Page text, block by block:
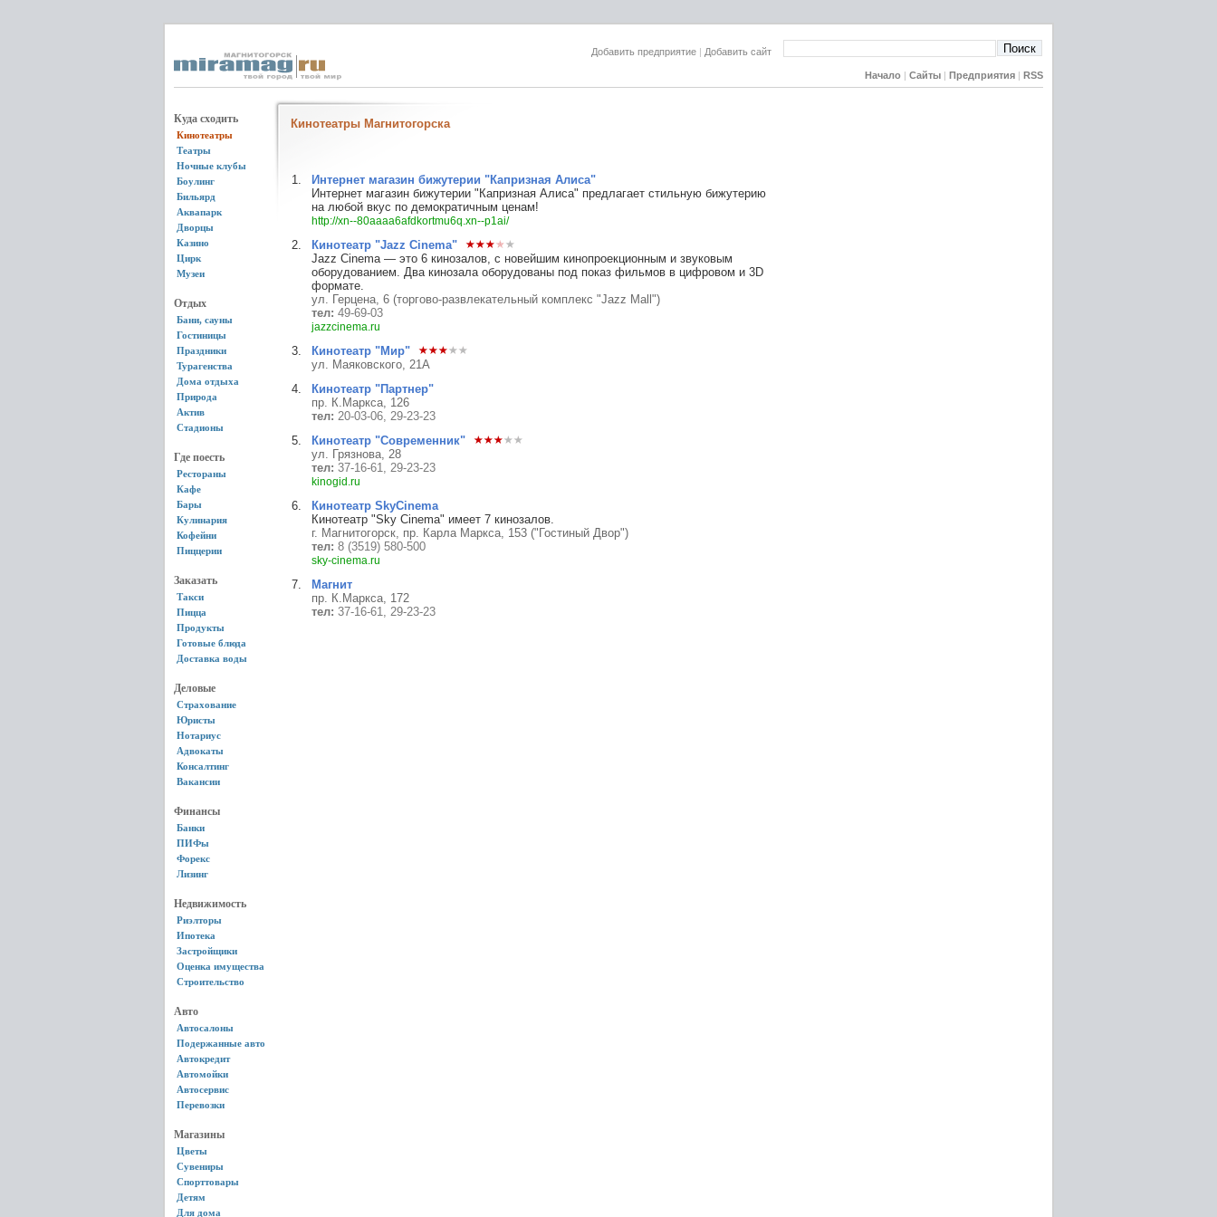
Добавить предприятие | Добавить сайт
Начало Сайты Предприятия RSS
Куда сходить
Кинотеатры
Театры
Ночные клубы
Боулинг
Бильярд
Аквапарк
Дворцы
Казино
Цирк
Музеи
Отдых
Бани, сауны
Гостиницы
Праздники
Турагенства
Дома отдыха
Природа
Актив
Стадионы
Где поесть
Рестораны
Кафе
Бары
Кулинария
Кофейни
Пиццерии
Заказать
Такси
Пицца
Продукты
Готовые блюда
Доставка воды
Деловые
Страхование
Юристы
Нотариус
Адвокаты
Консалтинг
Вакансии
Финансы
Банки
ПИФы
Форекс
Лизинг
Недвижимость
Риэлторы
Ипотека
Застройщики
Оценка имущества
Строительство
Авто
Автосалоны
Подержанные авто
Автокредит
Автомойки
Автосервис
Перевозки
Магазины
Цветы
Сувениры
Спорттовары
Детям
Для дома
Кинотеатры Магнитогорска
Интернет магазин бижутерии "Капризная Алиса"
Интернет магазин бижутерии "Капризная Алиса" предлагает стильную бижутерию
на любой вкус по демократичным ценам!
http://xn--80aaaa6afdkortmu6q.xn--p1ai/
Кинотеатр "Jazz Cinema"
Jazz Cinema — это 6 кинозалов, с новейшим кинопроекционным и звуковым
оборудованием. Два кинозала оборудованы под показ фильмов в цифровом и 3D
формате.
ул. Герцена, 6 (торгово-развлекательный комплекс "Jazz Мall")
тел: 49-69-03
jazzcinema.ru
Кинотеатр "Мир"
ул. Маяковского, 21А
Кинотеатр "Партнер"
пр. К.Маркса, 126
тел: 20-03-06, 29-23-23
Кинотеатр "Современник"
ул. Грязнова, 28
тел: 37-16-61, 29-23-23
kinogid.ru
Кинотеатр SkyCinema
Кинотеатр "Sky Cinema" имеет 7 кинозалов.
г. Магнитогорск, пр. Карла Маркса, 153 ("Гостиный Двор")
тел: 8 (3519) 580-500
sky-cinema.ru
Магнит
пр. К.Маркса, 172
тел: 37-16-61, 29-23-23